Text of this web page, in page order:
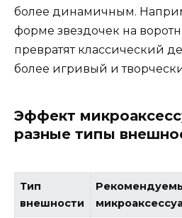
более динамичным.
форме звездочек на
превратят классический
более игривый и
Эффект
разные типы
Тип
внешности